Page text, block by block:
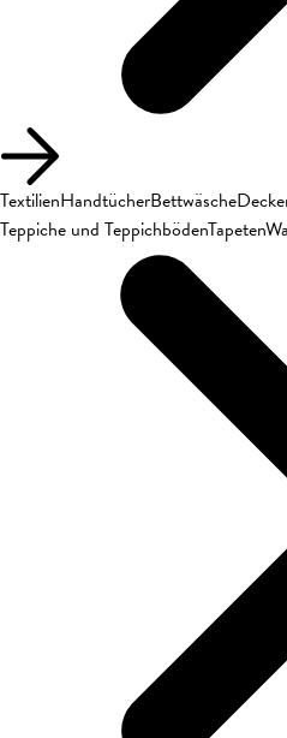
TextilienHandtücherBettwäsche
Teppiche und TeppichbödenTapeten